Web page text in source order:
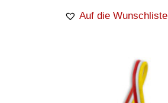
Auf die